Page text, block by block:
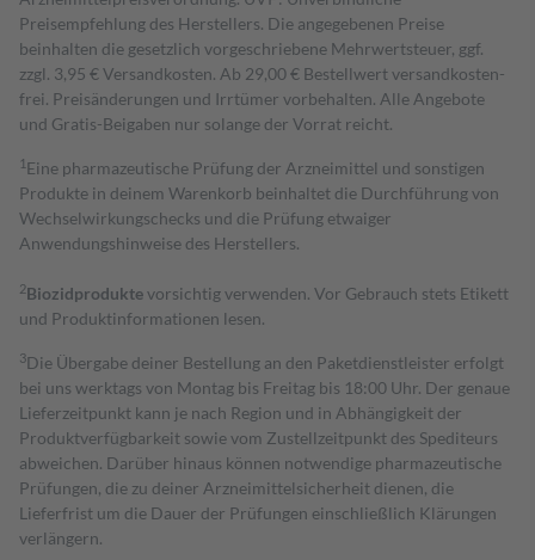
Preisempfehlung des Herstellers. Die angegebenen Preise
beinhalten die gesetzlich vorgeschriebene Mehrwertsteuer, ggf.
zzgl. 3,95 € Versandkosten. Ab 29,00 € Bestell­wert versand­kosten­
frei. Preisänderungen und Irrtümer vorbehalten. Alle Angebote
und Gratis-Beigaben nur solange der Vorrat reicht.
1 Eine pharmazeutische Prüfung der Arzneimittel und sonstigen
Produkte in deinem Warenkorb beinhaltet die Durchführung von
Wechselwirkungschecks und die Prüfung etwaiger
Anwendungshinweise des Herstellers.
2Biozidproduktevorsichtig verwenden. Vor Gebrauch stets Etikett
und Produktinformationen lesen.
3Die Übergabe deiner Bestellung an den Paketdienstleister erfolgt
bei uns werktags von Montag bis Freitag bis 18:00 Uhr. Der genaue
Lieferzeitpunkt kann je nach Region und in Abhängigkeit der
Produktverfügbarkeit sowie vom Zustellzeitpunkt des Spediteurs
abweichen. Darüber hinaus können notwendige pharmazeutische
Prüfungen, die zu deiner Arzneimittelsicherheit dienen, die
Lieferfrist um die Dauer der Prüfungen einschließlich Klärungen
verlängern.